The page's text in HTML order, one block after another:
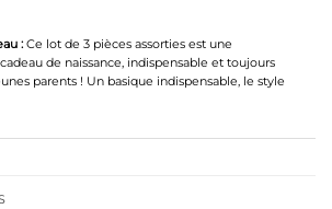
:Ce lot de 3 pièces assorties est une
de naissance, indispensable et toujours
parents ! Un basique indispensable, le style